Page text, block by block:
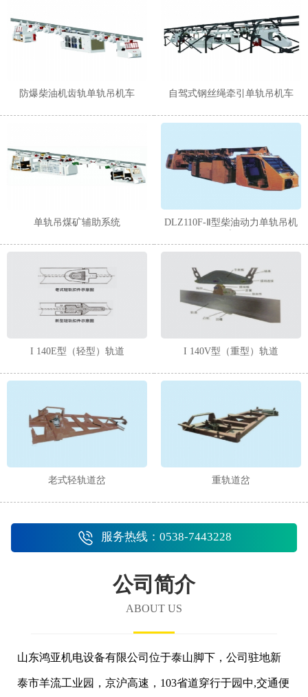
2
防爆柴油机齿轨单轨吊机车 自驾式钢丝绳牵引单轨吊机车
单轨吊煤矿辅助系统
DLZ110F-Ⅱ型柴油动力单轨吊机
I 140E型（轻型）轨道 I 140V型（重型）轨道
老式轻轨道岔 重轨道岔
服务热线：0538-7443228
公司简介
ABOUT US
山东鸿亚机电设备有限公司位于泰山脚下，公司驻地新
泰市羊流工业园，京沪高速，103省道穿行于园中,交通便